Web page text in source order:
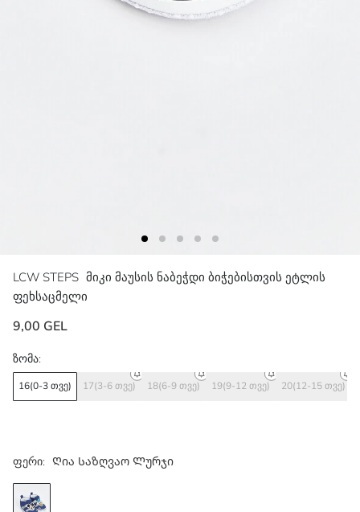
LCW STEPS მიკი მაუსის ნაბეჭდი ბიჭებისთვის ეტლის
ფეხსაცმელი
9,00 GEL
ფერი: Ღია Საზღვაო Ლურჯი
ზომა:
16(0-3 თვე) 17(3-6 თვე) 18(6-9 თვე) 19(9-12 თვე) 20(12-15 თვე)